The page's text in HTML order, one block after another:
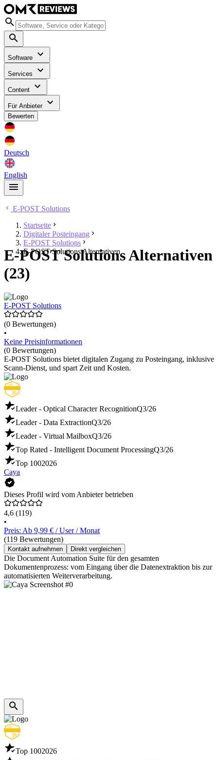
Software
Services
Content
Für Anbieter
Bewerten
Deutsch
English
E-POST Solutions
Startseite
Digitaler Posteingang
E-POST Solutions
E-POST Solutions Alternativen
E-POST Solutions Alternativen
(23)
E-POST Solutions
(0 Bewertungen)
•
Keine Preisinformationen
(0 Bewertungen)
E-POST Solutions bietet digitalen Zugang zu Posteingang, inklusive
Scann-Dienst, und spart Zeit und Kosten.
Leader - Optical Character RecognitionQ3/26
Leader - Data ExtractionQ3/26
Leader - Virtual MailboxQ3/26
Top Rated - Intelligent Document ProcessingQ3/26
Top 1002026
Caya
Dieses Profil wird vom Anbieter betrieben
4,6 (119)
•
Preis: Ab 9,99 € / User / Monat
(119 Bewertungen)
Kontakt aufnehmen Direkt vergleichen
Die Document Automation Suite für den gesamten
Dokumentenprozess: vom Eingang über die Datenextraktion bis zur
automatisierten Weiterverarbeitung.
Top 1002026